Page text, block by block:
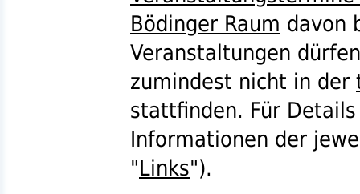
Bödinger Raum davon
Veranstaltungen
zumindest nicht in der
stattfinden. Für
Informationen der
"Links").